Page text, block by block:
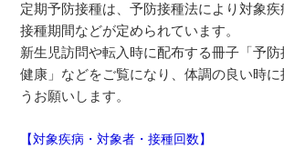
定期予防接種は、予防接種法により対象
接種期間などが定められています。
新生児訪問や転入時に配布する冊子「予
健康」などをご覧になり、体調の良い時に
うお願いします。
【対象疾病・対象者・接種回数】